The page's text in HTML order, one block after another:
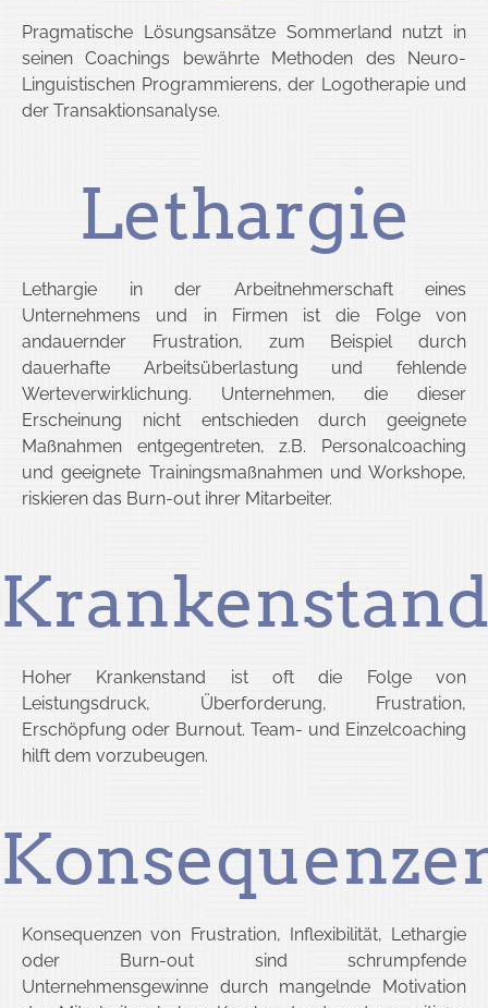
Pragmatische Lösungsansätze Sommerland nutzt in
seinen Coachings bewährte Methoden des Neuro-
Linguistischen Programmierens, der Logotherapie und
der Transaktionsanalyse.
Lethargie
Lethargie in der Arbeitnehmerschaft eines
Unternehmens und in Firmen ist die Folge von
andauernder Frustration, zum Beispiel durch
dauerhafte Arbeitsüberlastung und fehlende
Werteverwirklichung. Unternehmen, die dieser
Erscheinung nicht entschieden durch geeignete
Maßnahmen entgegentreten, z.B. Personalcoaching
und geeignete Trainingsmaßnahmen und Workshope,
riskieren das Burn-out ihrer Mitarbeiter.
Hoher Krankenstand ist oft die Folge von
Leistungsdruck, Überforderung, Frustration,
Erschöpfung oder Burnout. Team- und Einzelcoaching
hilft dem vorzubeugen.
Konsequenzen von Frustration, Inflexibilität, Lethargie
oder Burn-out sind schrumpfende
Unternehmensgewinne durch mangelnde Motivation